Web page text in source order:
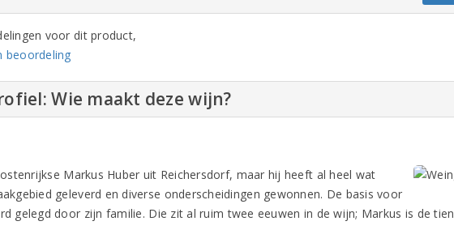
voor dit product,
beoordeling
Wie maakt deze wijn?
Markus Huber uit Reichersdorf, maar hij heeft al heel wat
geleverd en diverse onderscheidingen gewonnen. De basis voor
gelegd door zijn familie. Die zit al ruim twee eeuwen in de wijn; Markus is de